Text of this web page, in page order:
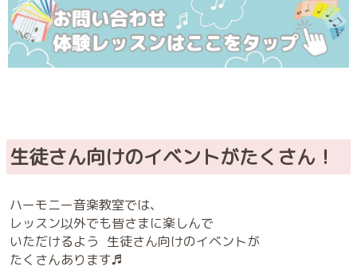
生徒さん向けのイベントがたくさん！
ハーモニー音楽教室では、
レッスン以外でも皆さまに楽しんで
いただけるよう 生徒さん向けのイベントが
たくさんあります♬